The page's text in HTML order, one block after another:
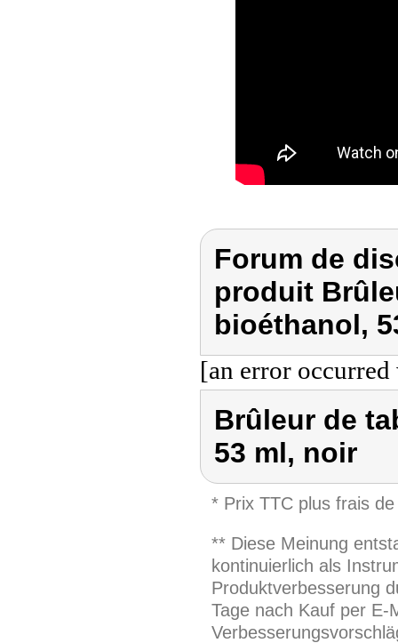
Forum de
produit
bioéthanol,
[an error
Brûleur de
53 ml, noir
* Prix TTC plus frais
** Diese Meinung
kontinuierlich als
Produktverbesserung
Tage nach Kauf per E-